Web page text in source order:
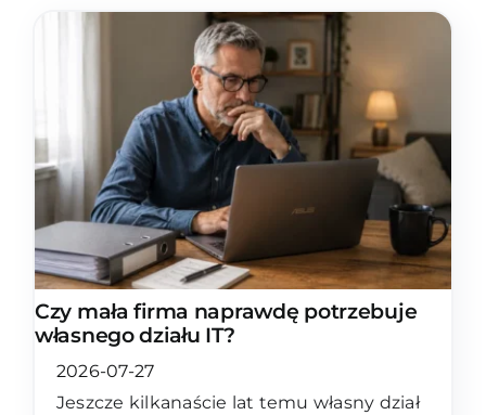
Czy mała firma naprawdę potrzebuje
własnego działu IT?
2026-07-27
Jeszcze kilkanaście lat temu własny dział